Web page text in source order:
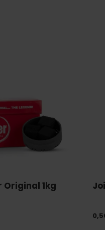
Original 1kg